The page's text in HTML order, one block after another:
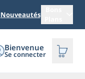
Nouveautés
Bienvenue
Se connecter